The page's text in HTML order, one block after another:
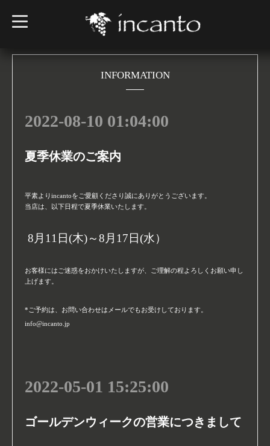
t
o
l
INFORMATION
2022-08-10 01:04:00
夏季休業のご案内
平素よりincantoをご愛顧くださり誠にありがとうございます。
当店は、以下日程で夏季休業いたします。
8月 11 日(木)～8月 17 日(水）
お客様にはご迷惑をおかけいたしますが、ご理解の程よろしくお願い申し
上げます。
*ご予約は、お問い合わせはメールでもお受けしております。
info@incanto.jp
2022-05-01 15:25:00
ゴールデンウィークの営業につきまして